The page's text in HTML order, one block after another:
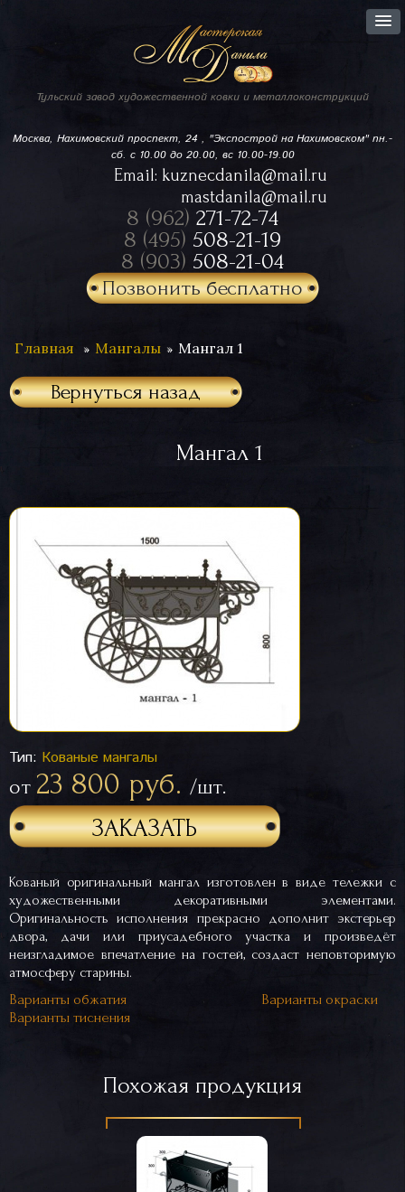
Тульский завод художественной ковки и металлоконструкций
Москва, Нахимовский проспект, 24 , "Экспострой на Нахимовском"пн.-
сб. с 10.00 до 20.00, вс 10.00-19.00
Email: kuznecdanila@mail.ru
mastdanila@mail.ru
8 (962) 271-72-74
8 (495) 508-21-19
8 (903) 508-21-04
Позвонить бесплатно
Главная Мангалы Мангал 1
Вернуться назад
Мангал 1
Тип: Кованые мангалы
от 23 800 руб. /шт.
ЗАКАЗАТЬ
Кованый оригинальный мангал изготовлен в виде тележки с
художественными декоративными элементами.
Оригинальность исполнения прекрасно дополнит экстерьер
двора, дачи или приусадебного участка и произведёт
неизгладимое впечатление на гостей, создаст неповторимую
атмосферу старины.
Варианты обжатия
Варианты окраски
Варианты тиснения
Похожая продукция